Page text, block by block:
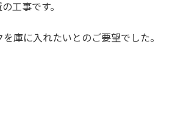
工事です。
庫に入れたいとのご要望でした。